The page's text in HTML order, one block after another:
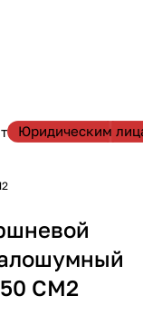
Юридическим
CM2